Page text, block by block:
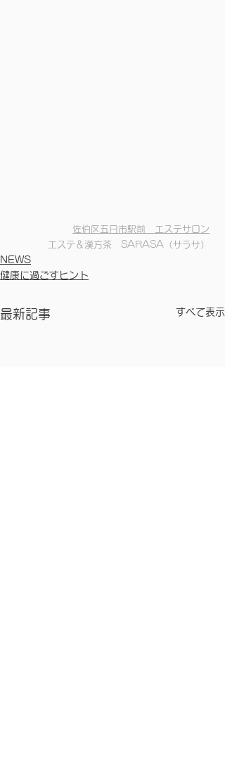
佐伯区五日市駅前　エステサロン
エステ＆漢方茶　SARASA（サラサ）
NEWS
健康に過ごすヒント
最新記事 すべて表示